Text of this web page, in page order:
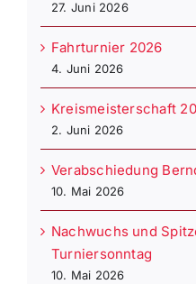
27. Juni 2026
Fahrturnier 2026
4. Juni 2026
Kreismeisterschaft
2. Juni 2026
Verabschiedung
10. Mai 2026
Nachwuchs und
Turniersonntag
10. Mai 2026